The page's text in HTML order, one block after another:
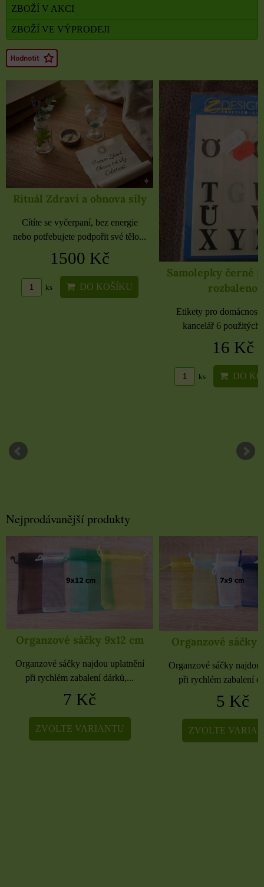
ZBOŽÍ V AKCI
ZBOŽÍ VE VÝPRODEJI
Rituál Zdraví a obnova síly
Cítíte se vyčerpaní, bez energie
nebo potřebujete podpořit své tělo...
1500 Kč
ks DO KOŠÍKU
Samolepky černé
rozbaleno
Etikety pro
kancelář 6 použitých
16 Kč
ks DO
Nejprodávanější produkty
Organzové sáčky 9x12 cm
Organzové sáčky najdou uplatnění
při rychlém zabalení dárků,...
7 Kč
ZVOLTE VARIANTU
Organzové sáčky
Organzové sáčky najdou
při rychlém zabalení
5 Kč
ZVOLTE